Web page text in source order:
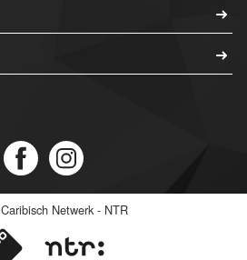
Caribisch Netwerk - NTR